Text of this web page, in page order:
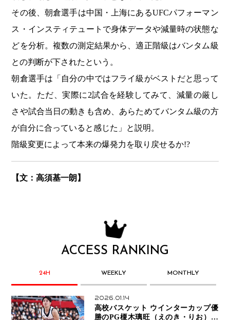
その後、朝倉選手は中国・上海にあるUFCパフォーマン
ス・インスティテュートで身体データや減量時の状態な
どを分析。複数の測定結果から、適正階級はバンタム級
との判断が下されたという。
朝倉選手は「自分の中ではフライ級がベストだと思って
いた。ただ、実際に2試合を経験してみて、減量の厳し
さや試合当日の動きも含め、あらためてバンタム級の方
が自分に合っていると感じた」と説明。
階級変更によって本来の爆発力を取り戻せるか!?
【文：高須基一朗】
ACCESS RANKING
24H WEEKLY MONTHLY
2026.01.14
高校バスケット ウインターカップ優
勝のPG榎木璃旺（えのき・りお）が